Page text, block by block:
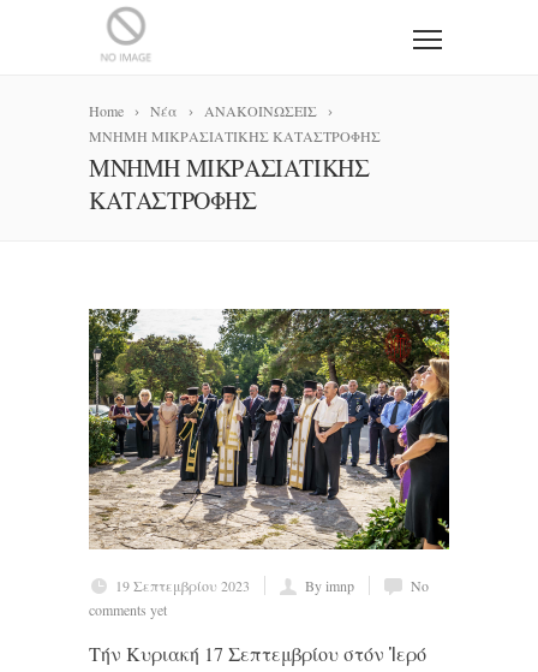
Home Νέα
ΑΝΑΚΟΙΝΩΣΕΙΣ
ΜΝΗΜΗ ΜΙΚΡΑΣΙΑΤΙΚΗΣ ΚΑΤΑΣΤΡΟΦΗΣ
ΜΝΗΜΗ ΜΙΚΡΑΣΙΑΤΙΚΗΣ
ΚΑΤΑΣΤΡΟΦΗΣ
19 Σεπτεμβρίου 2023 By imnp
No
comments yet
Τήν Κυριακή 17 Σεπτεμβρίου στόν Ἱερό